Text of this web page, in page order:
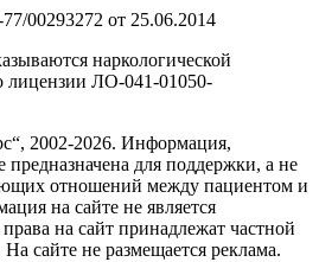
00293272 от 25.06.2014
наркологической
лицензии ЛО-041-01050-
2002-2026. Информация,
предназначена для поддержки, а не
отношений между пациентом и
на сайте не является
на сайт принадлежат частной
сайте не размещается реклама.